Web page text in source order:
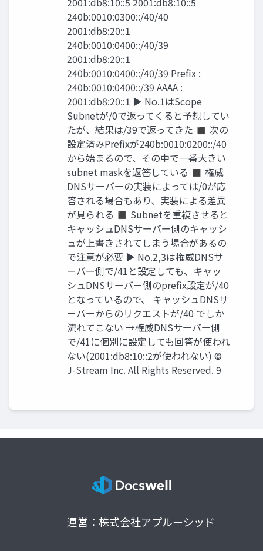
240b:0010:0300::/40/40
2001:db8:20::1
240b:0010:0400::/40/39
2001:db8:20::1
240b:0010:0400::/40/39 Prefix :
240b:0010:0400::/39 AAAA :
2001:db8:20::1 ▶ No.1はScope
Subnetが/0で返ってくると予想してい
たが、結果は/39で返ってきた ◼ 次の
設定済みPrefixが240b:0010:0200::/40
から始まるので、その中で一番大きい
subnet maskを返答している ◼ 権威
DNSサーバーの実装によっては/0が応
答される場合もあり、実装による差異
が見られる ◼ Subnetを重複させると
キャッシュDNSサーバー側のキャッシ
ュが上書きされてしまう場合があるの
で注意が必要 ▶ No.2,3は権威DNSサ
ーバー側で/41と設定しても、キャッ
シュDNSサーバー側のprefix設定が/40
となっているので、 キャッシュDNSサ
ーバーからのリクエストが/40 でしか
流れてこない →権威DNSサーバー側
で/41に個別に設定しても回答が使われ
ない(2001:db8:10::2が使われない) ©
J-Stream Inc. All Rights Reserved. 9
運営：株式会社アプルーシッド